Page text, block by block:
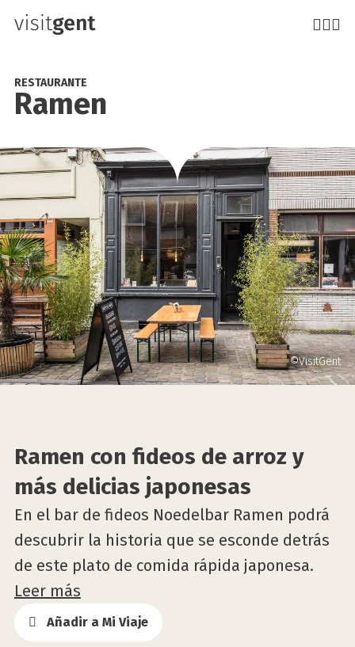
Pasar
principal
Ramen
RESTAURANTE
©VisitGent
Ramen con fideos de arroz y
más delicias japonesas
En el bar de fideos Noedelbar Ramen podrá
descubrir la historia que se esconde detrás
de este plato de comida rápida japonesa.
Leer más
Añadir a Mi Viaje